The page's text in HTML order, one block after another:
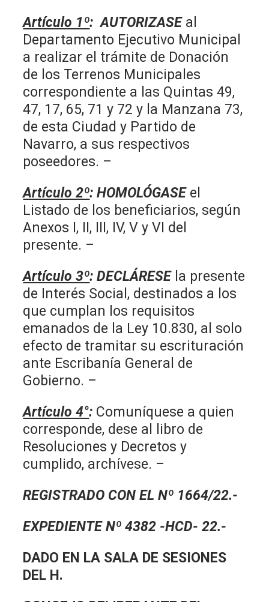
Artículo 1º: AUTORIZASEal
Departamento Ejecutivo Municipal
a realizar el trámite de Donación
de los Terrenos Municipales
correspondiente a las Quintas 49,
47, 17, 65, 71 y 72 y la Manzana 73,
de esta Ciudad y Partido de
Navarro, a sus respectivos
poseedores. –
Artículo 2º: HOMOLÓGASEel
Listado de los beneficiarios, según
Anexos I, II, III, IV, V y VI del
presente. –
Artículo 3º: DECLÁRESEla presente
de Interés Social, destinados a los
que cumplan los requisitos
emanados de la Ley 10.830, al solo
efecto de tramitar su escrituración
ante Escribanía General de
Gobierno. –
Artículo 4°: Comuníquese a quien
corresponde, dese al libro de
Resoluciones y Decretos y
cumplido, archívese. –
REGISTRADO CON EL Nº 1664/22.-
EXPEDIENTE Nº 4382 -HCD- 22.-
DADO EN LA SALA DE SESIONES
DEL H.